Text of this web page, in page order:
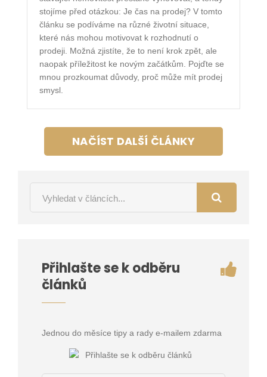
stojíme před otázkou: Je čas na prodej? V tomto
článku se podíváme na různé životní situace,
které nás mohou motivovat k rozhodnutí o
prodeji. Možná zjistíte, že to není krok zpět, ale
naopak příležitost ke novým začátkům. Pojďte se
mnou prozkoumat důvody, proč může mít prodej
smysl.
NAČÍST DALŠÍ ČLÁNKY
Přihlašte se k odběru
článků
Jednou do měsíce tipy a rady e-mailem zdarma